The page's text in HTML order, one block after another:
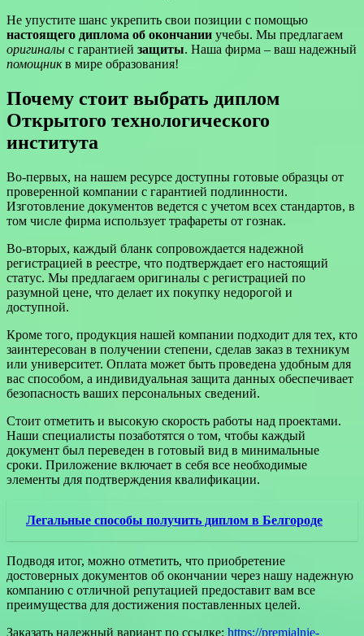
Не упустите шанс укрепить свои позиции с помощью
настоящего диплома об окончании учебы. Мы предлагаем
оригиналы с гарантией защиты. Наша фирма – ваш надежный
помощникв мире образования!
Почему стоит выбрать диплом
Открытого технологического
института
Во-первых, на нашем ресурсе доступны готовые образцы от
проверенной компании с гарантией подлинности.
Изготовление документов ведется с учетом всех стандартов, в
том числе фирма использует трафареты от гознак.
Во-вторых, каждый бланк сопровождается надежной
регистрацией в реестре, что подтверждает его настоящий
статус. Мы предлагаем оригиналы с регистрацией по
разумной цене, что делает их покупку недорогой и
доступной.
Кроме того, продукция нашей компании подходит для тех, кто
заинтересован в получении степени, сделав заказ в техникум
или университет. Оплата может быть проведена удобным для
вас способом, а индивидуальная защита данных обеспечивает
безопасность ваших персональных сведений.
Стоит отметить и высокую скорость работы над проектами.
Наши специалисты позаботятся о том, чтобы каждый
документ был переведен в готовый вид в минимальные
сроки. Приложение включает в себя все необходимые
элементы для подтверждения квалификации.
Легальные способы получить диплом в Белгороде
Подводя итог, можно отметить, что приобретение
достоверных документов об окончании через нашу надежную
компанию с отличной репутацией предоставит вам все
преимущества для достижения поставленных целей.
Заказать надежный вариант по ссылке: https://premialnie-